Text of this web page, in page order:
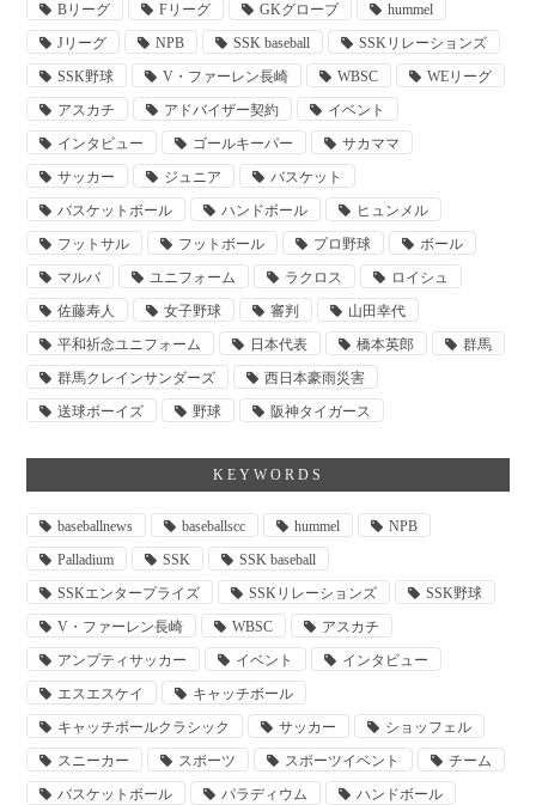
Bリーグ Fリーグ GKグローブ
hummel
Jリーグ
NPB SSK baseball
SSKリレーションズ
SSK野球
V・ファーレン長崎 WBSC
WEリーグ
アスカチ
アドバイザー契約
イベント
インタビュー
ゴールキーパー
サカママ
サッカー
ジュニア
バスケット
バスケットボール
ハンドボール
ヒュンメル
フットサル
フットボール プロ野球
ボール
マルバ
ユニフォーム ラクロス
ロイシュ
佐藤寿人
女子野球 審判
山田幸代
平和祈念ユニフォーム
日本代表 橋本英郎
群馬
群馬クレインサンダーズ
西日本豪雨災害
送球ボーイズ
野球 阪神タイガース
KEYWORDS
baseballnews baseballscc hummel
NPB
Palladium
SSK
SSK baseball
SSKエンタープライズ
SSKリレーションズ
SSK野球
V・ファーレン長崎
WBSC
アスカチ
アンプティサッカー
イベント
インタビュー
エスエスケイ
キャッチボール
キャッチボールクラシック
サッカー
ショッフェル
スニーカー
スポーツ スポーツイベント
チーム
バスケットボール
パラディウム
ハンドボール